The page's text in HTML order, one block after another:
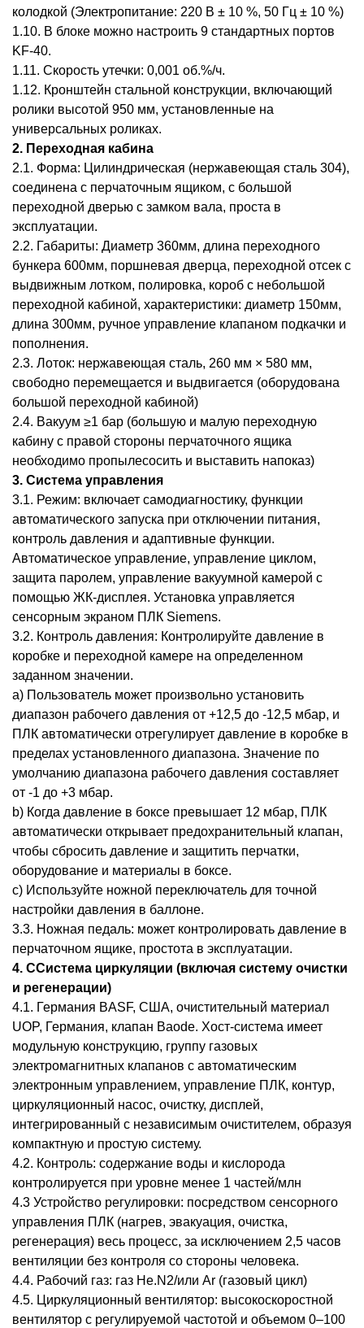
колодкой (Электропитание: 220 В ± 10 %, 50 Гц ± 10 %)
1.10. В блоке можно настроить 9 стандартных портов
KF-40.
1.11. Скорость утечки: 0,001 об.%/ч.
1.12. Кронштейн стальной конструкции, включающий
ролики высотой 950 мм, установленные на
универсальных роликах.
2. Переходная кабина
2.1. Форма: Цилиндрическая (нержавеющая сталь 304),
соединена с перчаточным ящиком, с большой
переходной дверью с замком вала, проста в
эксплуатации.
2.2. Габариты: Диаметр 360мм, длина переходного
бункера 600мм, поршневая дверца, переходной отсек с
выдвижным лотком, полировка, короб с небольшой
переходной кабиной, характеристики: диаметр 150мм,
длина 300мм, ручное управление клапаном подкачки и
пополнения.
2.3. Лоток: нержавеющая сталь, 260 мм × 580 мм,
свободно перемещается и выдвигается (оборудована
большой переходной кабиной)
2.4. Вакуум ≥1 бар (большую и малую переходную
кабину с правой стороны перчаточного ящика
необходимо пропылесосить и выставить напоказ)
3. Система управления
3.1. Режим: включает самодиагностику, функции
автоматического запуска при отключении питания,
контроль давления и адаптивные функции.
Автоматическое управление, управление циклом,
защита паролем, управление вакуумной камерой с
помощью ЖК-дисплея. Установка управляется
сенсорным экраном ПЛК Siemens.
3.2. Контроль давления: Контролируйте давление в
коробке и переходной камере на определенном
заданном значении.
a) Пользователь может произвольно установить
диапазон рабочего давления от +12,5 до -12,5 мбар, и
ПЛК автоматически отрегулирует давление в коробке в
пределах установленного диапазона. Значение по
умолчанию диапазона рабочего давления составляет
от -1 до +3 мбар.
b) Когда давление в боксе превышает 12 мбар, ПЛК
автоматически открывает предохранительный клапан,
чтобы сбросить давление и защитить перчатки,
оборудование и материалы в боксе.
c) Используйте ножной переключатель для точной
настройки давления в баллоне.
3.3. Ножная педаль: может контролировать давление в
перчаточном ящике, простота в эксплуатации.
4. CСистема циркуляции (включая систему очистки
и регенерации)
4.1. Германия BASF, США, очистительный материал
UOP, Германия, клапан Baode. Хост-система имеет
модульную конструкцию, группу газовых
электромагнитных клапанов с автоматическим
электронным управлением, управление ПЛК, контур,
циркуляционный насос, очистку, дисплей,
интегрированный с независимым очистителем, образуя
компактную и простую систему.
4.2. Контроль: содержание воды и кислорода
контролируется при уровне менее 1 частей/млн
4.3 Устройство регулировки: посредством сенсорного
управления ПЛК (нагрев, эвакуация, очистка,
регенерация) весь процесс, за исключением 2,5 часов
вентиляции без контроля со стороны человека.
4.4. Рабочий газ: газ He.N2/или Ar (газовый цикл)
4.5. Циркуляционный вентилятор: высокоскоростной
вентилятор с регулируемой частотой и объемом 0–100